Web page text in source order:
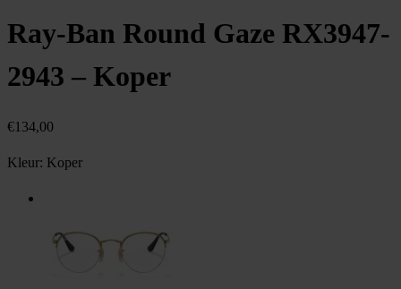
Ray-Ban Round Gaze RX3947-
2943 – Koper
€134,00
Kleur: Koper